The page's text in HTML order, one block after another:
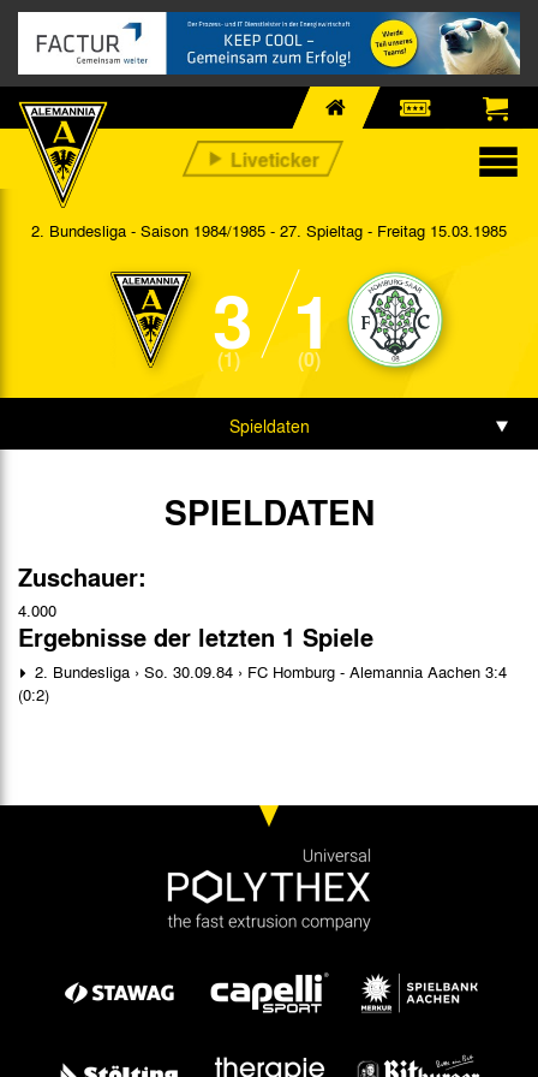
2. Bundesliga - Saison 1984/1985 - 27. Spieltag - Freitag 15.03.1985
3
(1) 1
(0)
Spieldaten
SPIELDATEN
Zuschauer:
4.000
Ergebnisse der letzten 1 Spiele
2. Bundesliga › So. 30.09.84 › FC Homburg - Alemannia Aachen 3:4
(0:2)